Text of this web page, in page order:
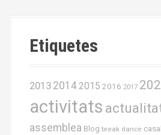
Etiquetes
2013 20142015 2016 2017
activitats
assemblea Blog break dance